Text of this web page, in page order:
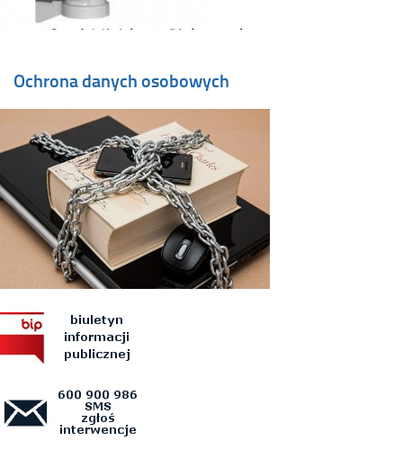
Ochrona danych osobowych